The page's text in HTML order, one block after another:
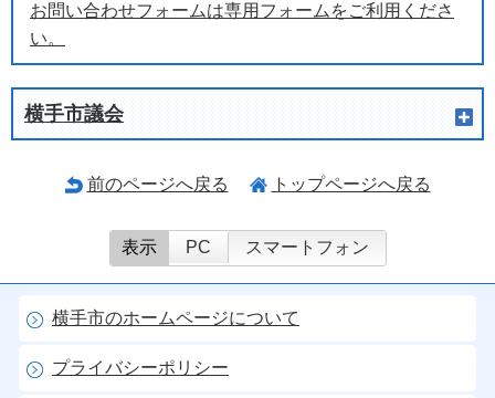
お問い合わせフォームは専用フォームをご利用くださ
い。
横手市議会
前のページへ戻る トップページへ戻る
表示 PC スマートフォン
横手市のホームページについて
プライバシーポリシー